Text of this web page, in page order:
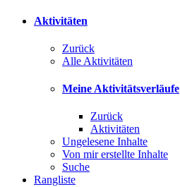
Aktivitäten
Zurück
Alle Aktivitäten
Meine Aktivitätsverläufe
Zurück
Aktivitäten
Ungelesene Inhalte
Von mir erstellte Inhalte
Suche
Rangliste